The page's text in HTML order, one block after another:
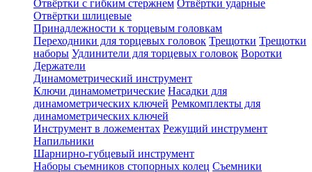
Отвёртки с гибким стержнем Отвёртки ударные
Отвёртки шлицевые
Принадлежности к торцевым головкам
Переходники для торцевых головок Трещотки Трещотки
наборы Удлинители для торцевых головок Воротки
Держатели
Динамометрический инструмент
Ключи динамометрические Насадки для
динамометрических ключей Ремкомплекты для
динамометрических ключей
Инструмент в ложементах Режущий инструмент
Напильники
Шарнирно-губцевый инструмент
Наборы съемников стопорных колец Съемники